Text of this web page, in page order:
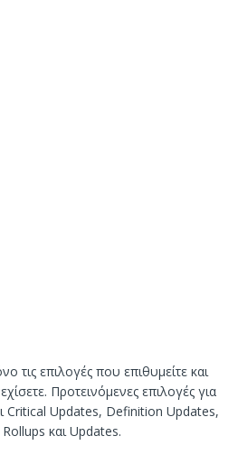
τις επιλογές που επιθυμείτε και
Προτεινόμενες επιλογές για
Critical Updates, Definition Updates,
και Updates.